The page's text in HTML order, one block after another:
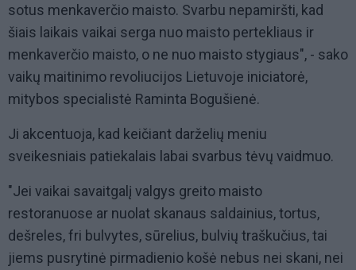
sotus menkaverčio maisto. Svarbu nepamiršti, kad
šiais laikais vaikai serga nuo maisto pertekliaus ir
menkaverčio maisto, o ne nuo maisto stygiaus", - sako
vaikų maitinimo revoliucijos Lietuvoje iniciatorė,
mitybos specialistė Raminta Bogušienė.
Ji akcentuoja, kad keičiant darželių meniu
sveikesniais patiekalais labai svarbus tėvų vaidmuo.
"Jei vaikai savaitgalį valgys greito maisto
restoranuose ar nuolat skanaus saldainius, tortus,
dešreles, fri bulvytes, sūrelius, bulvių traškučius, tai
jiems pusrytinė pirmadienio košė nebus nei skani, nei